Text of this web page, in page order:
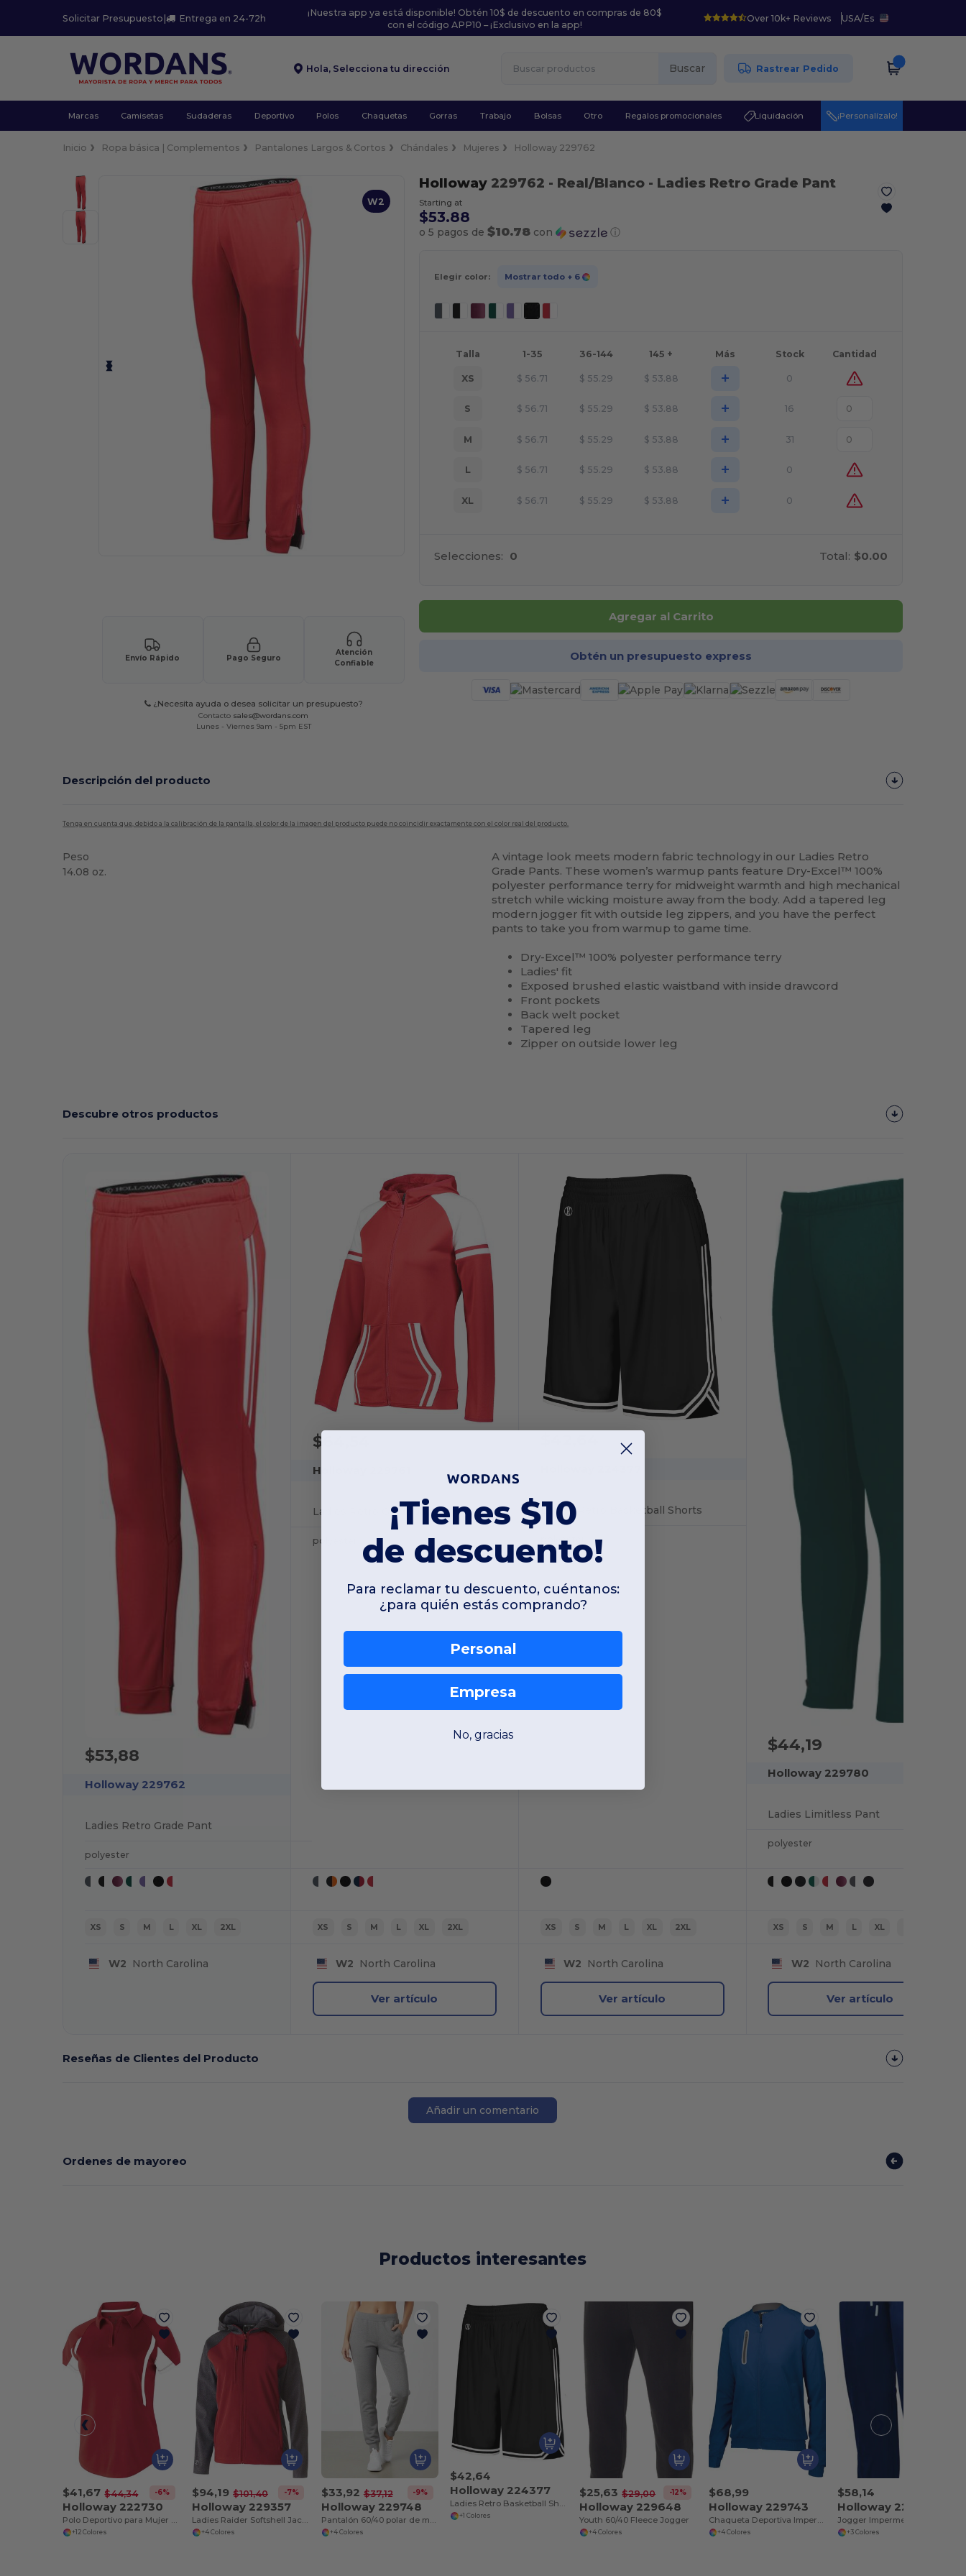
Solicitar Presupuesto | Entrega en 24-72h
¡Nuestra app ya está disponible! Obtén 10$ de descuento en compras de 80$
con el código APP10 – ¡Exclusivo en la app!
Over 10k+ Reviews USA/Es
Hola, Selecciona tu dirección Buscar Rastrear Pedido
Marcas Camisetas Sudaderas Deportivo Polos Chaquetas Gorras Trabajo Bolsas Otro Regalos promocionales Liquidación ¡Personalízalo!
Inicio Ropa básica | Complementos Pantalones Largos & Cortos Chándales Mujeres Holloway 229762
W2
Envío Rápido Pago Seguro
Atención
Confiable
¿Necesita ayuda o desea solicitar un presupuesto?
Contacto sales@wordans.com
Lunes - Viernes 9am - 5pm EST
Holloway229762 - Real/Blanco- Ladies Retro Grade Pant
Starting at
$53.88
o 5 pagos de $10.78con ⓘ
Elegir color: Mostrar todo + 6
Talla 1-35 36-144 145 + Más Stock Cantidad
XS $ 56.71 $ 55.29 $ 53.88 + 0
S $ 56.71 $ 55.29 $ 53.88 + 16
M $ 56.71 $ 55.29 $ 53.88 + 31
L $ 56.71 $ 55.29 $ 53.88 + 0
XL $ 56.71 $ 55.29 $ 53.88 + 0
Selecciones: 0 Total: $0.00
Agregar al Carrito
Obtén un presupuesto express
Descripción del producto
Tenga en cuenta que, debido a la calibración de la pantalla, el color de la imagen del producto puede no coincidir exactamente con el color real del producto.
Peso
14.08 oz.
A vintage look meets modern fabric technology in our Ladies Retro
Grade Pants. These women’s warmup pants feature Dry-Excel™ 100%
polyester performance terry for midweight warmth and high mechanical
stretch while wicking moisture away from the body. Add a tapered leg
modern jogger fit with outside leg zippers, and you have the perfect
pants to take you from warmup to game time.
Dry-Excel™ 100% polyester performance terry
Ladies' fit
Exposed brushed elastic waistband with inside drawcord
Front pockets
Back welt pocket
Tapered leg
Zipper on outside lower leg
Descubre otros productos
$53,88
Holloway 229762
Ladies Retro Grade Pant
polyester
XS S M L XL 2XL
W2 North Carolina
$64,54
Holloway 229761
Ladies Retro Grade Jacket
polyester
XS S M L XL 2XL
W2 North Carolina
Ver artículo
Ladies Retro Basketball Shorts
polyester
XS S M L XL 2XL
W2 North Carolina
Ver artículo
$44,19
Holloway 229780
Ladies Limitless Pant
polyester
XS S M L XL
W2 North Carolina
Ver artículo
Reseñas de Clientes del Producto
Añadir un comentario
Ordenes de mayoreo
Productos interesantes
$41,67 $44,34 -6%
Holloway 222730
+12 Colores
$94,19 $101,40 -7%
Holloway 229357
+4 Colores
$33,92 $37,12 -9%
Holloway 229748
+4 Colores
$42,64
Holloway 224377
Ladies Retro Basketball Shorts
+1 Colores
$25,63 $29,00 -12%
Holloway 229648
Youth 60/40 Fleece Jogger
+4 Colores
$68,99
Holloway 229743
+4 Colores
$58,14
Holloway 229799
+3 Colores
¡Tienes $10
de descuento!
Para reclamar tu descuento, cuéntanos:
¿para quién estás comprando?
Personal
Empresa
No, gracias